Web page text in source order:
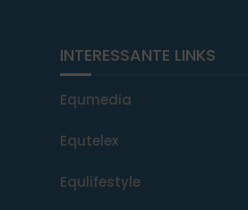
INTERESSANTE LINKS
Equmedia
Equtelex
Equlifestyle